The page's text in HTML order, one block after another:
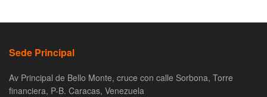
Sede Principal
Av Principal de Bello Monte, cruce con calle Sorbona, Torre
financiera, P-B. Caracas, Venezuela